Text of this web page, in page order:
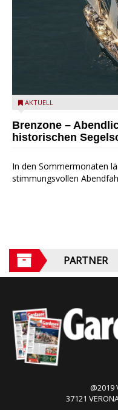
Mit dem historischen
AKTUELL
Brenzone –
historischen
In den Sommermonaten
stimmungsvollen
PARTNER
@2019
37121